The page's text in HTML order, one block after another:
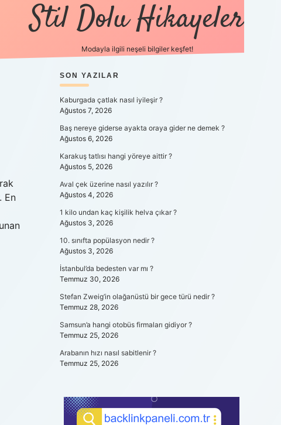
Stil Dolu Hikayeler
Modayla ilgili neşeli bilgiler keşfet!
En
SIDEBAR
SON YAZILAR
Kaburgada çatlak nasıl iyileşir ?
Ağustos 7, 2026
Baş nereye giderse ayakta oraya gider ne demek ?
Ağustos 6, 2026
Karakuş tatlısı hangi yöreye aittir ?
Ağustos 5, 2026
Aval çek üzerine nasıl yazılır ?
Ağustos 4, 2026
1 kilo undan kaç kişilik helva çıkar ?
Ağustos 3, 2026
10. sınıfta popülasyon nedir ?
Ağustos 3, 2026
İstanbul’da bedesten var mı ?
Temmuz 30, 2026
Stefan Zweig’in olağanüstü bir gece türü nedir ?
Temmuz 28, 2026
Samsun’a hangi otobüs firmaları gidiyor ?
Temmuz 25, 2026
Arabanın hızı nasıl sabitlenir ?
Temmuz 25, 2026